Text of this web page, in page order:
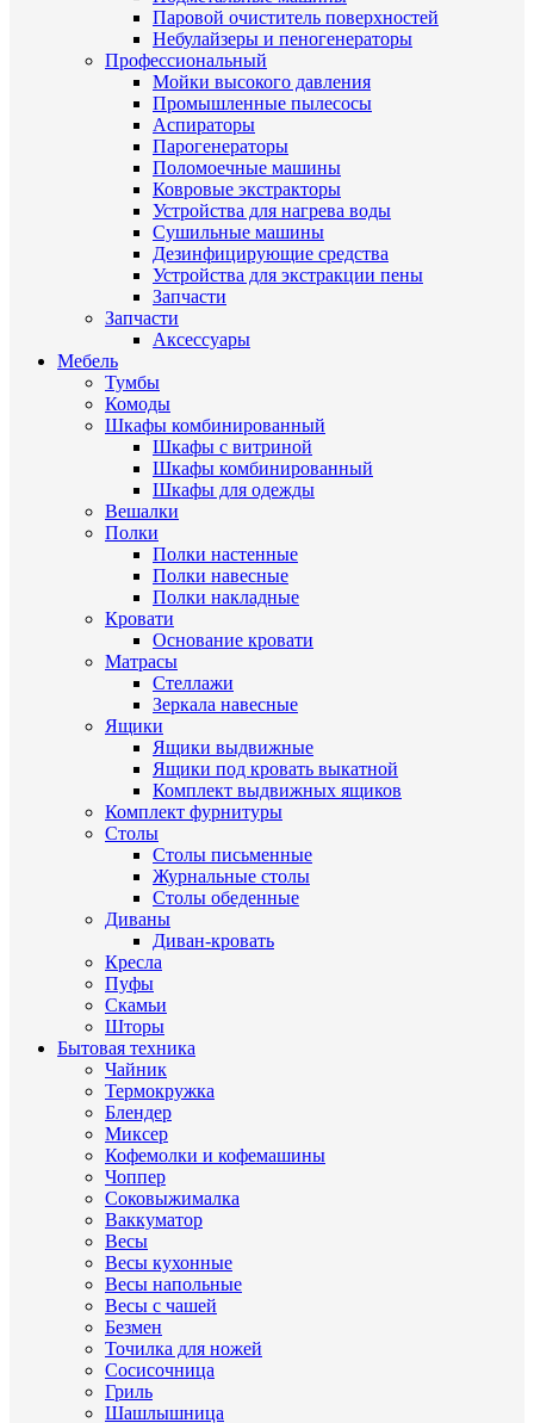
Паровой очиститель поверхностей
Небулайзеры и пеногенераторы
Профессиональный
Мойки высокого давления
Промышленные пылесосы
Аспираторы
Парогенераторы
Поломоечные машины
Ковровые экстракторы
Устройства для нагрева воды
Сушильные машины
Дезинфицирующие средства
Устройства для экстракции пены
Запчасти
Запчасти
Аксессуары
Мебель
Тумбы
Комоды
Шкафы комбинированный
Шкафы с витриной
Шкафы комбинированный
Шкафы для одежды
Вешалки
Полки
Полки настенные
Полки навесные
Полки накладные
Кровати
Основание кровати
Матрасы
Стеллажи
Зеркала навесные
Ящики
Ящики выдвижные
Ящики под кровать выкатной
Комплект выдвижных ящиков
Комплект фурнитуры
Столы
Столы письменные
Журнальные cтолы
Столы обеденные
Диваны
Диван-кровать
Кресла
Пуфы
Скамьи
Шторы
Бытовая техника
Чайник
Термокружка
Блендер
Миксер
Кофемолки и кофемашины
Чоппер
Соковыжималка
Ваккуматор
Весы
Весы кухонные
Весы напольные
Весы с чашей
Безмен
Точилка для ножей
Сосисочница
Гриль
Шашлышница